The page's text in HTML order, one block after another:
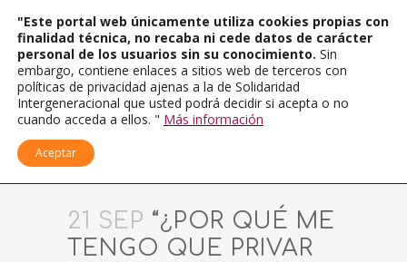
21 SEP “¿POR QUÉ ME
TENGO QUE PRIVAR
"Este portal web únicamente utiliza cookies propias con
finalidad técnica, no recaba ni cede datos de carácter
personal de los usuarios sin su conocimiento. Sin
embargo, contiene enlaces a sitios web de terceros con
políticas de privacidad ajenas a la de Solidaridad
Intergeneracional que usted podrá decidir si acepta o no
cuando acceda a ellos. " Más información
Aceptar